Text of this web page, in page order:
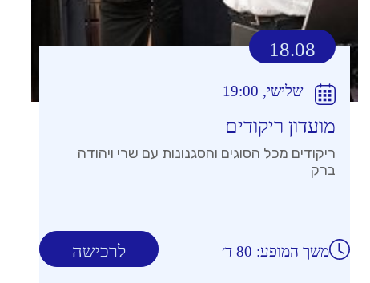
18.08
שלישי, 19:00
מועדון ריקודים
ריקודים מכל הסוגים והסגנונות עם שרי ויהודה
ברק
לרכישה משך המופע: 80 ד׳